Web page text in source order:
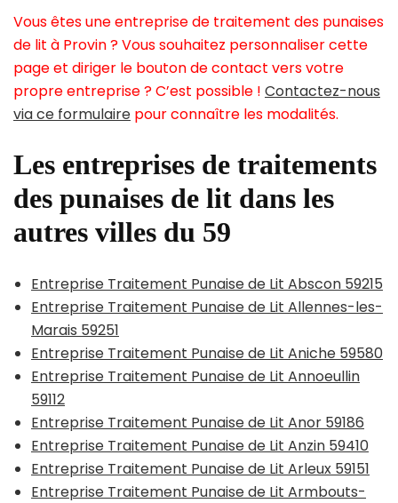
Vous êtes une entreprise de traitement des punaises
de lit à Provin ? Vous souhaitez personnaliser cette
page et diriger le bouton de contact vers votre
propre entreprise ? C’est possible ! Contactez-nous
via ce formulaire pour connaître les modalités.
Les entreprises de traitements
des punaises de lit dans les
autres villes du 59
Entreprise Traitement Punaise de Lit Abscon 59215
Entreprise Traitement Punaise de Lit Allennes-les-
Marais 59251
Entreprise Traitement Punaise de Lit Aniche 59580
Entreprise Traitement Punaise de Lit Annoeullin
59112
Entreprise Traitement Punaise de Lit Anor 59186
Entreprise Traitement Punaise de Lit Anzin 59410
Entreprise Traitement Punaise de Lit Arleux 59151
Entreprise Traitement Punaise de Lit Armbouts-